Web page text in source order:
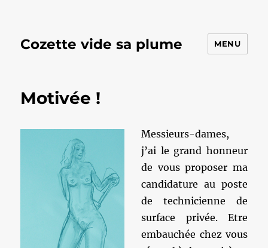
Cozette vide sa plume MENU
Motivée !
Messieurs-dames,
j’ai le grand honneur
de vous proposer ma
candidature au poste
de technicienne de
surface privée. Etre
embauchée chez vous